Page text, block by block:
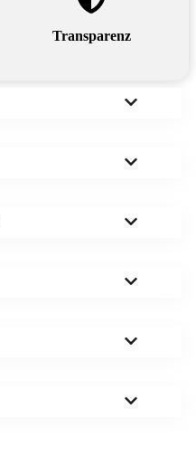
Transparenz